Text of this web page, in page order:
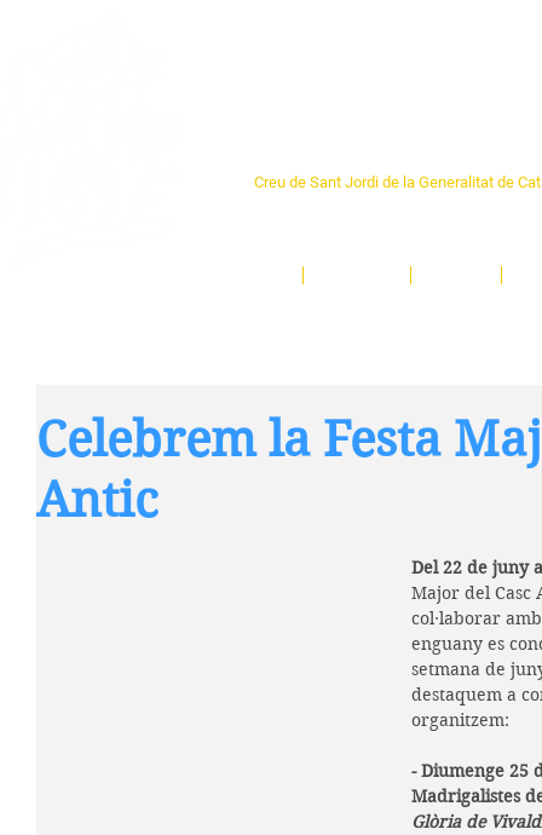
Creu de Sant Jordi de la Generalitat de
Celebrem la Festa
Antic
Del 22 de juny
Major del
col·laborar
enguany es
setmana de
destaquem a
organitzem:
- Diumenge 25
Madrigalistes
Glòria de